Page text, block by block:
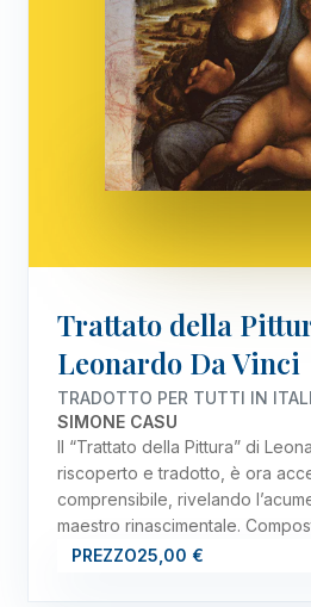
Trattato della
Leonardo Da Vinci
TRADOTTO PER TUTTI IN
SIMONE CASU
Il “Trattato della Pittura” di
riscoperto e tradotto, è ora
comprensibile, rivelando
maestro rinascimentale.
PREZZO25,00 €